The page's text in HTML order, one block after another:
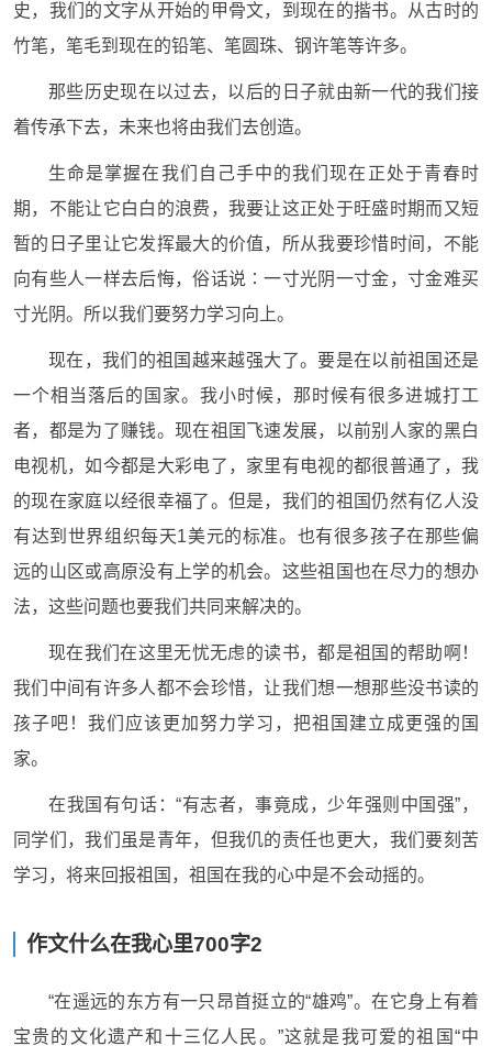
史，我们的文字从开始的甲骨文，到现在的揩书。从古时的
竹笔，笔毛到现在的铅笔、笔圆珠、钢许笔等许多。
那些历史现在以过去，以后的日子就由新一代的我们接
着传承下去，未来也将由我们去创造。
生命是掌握在我们自己手中的我们现在正处于青春时
期，不能让它白白的浪费，我要让这正处于旺盛时期而又短
暂的日子里让它发挥最大的价值，所从我要珍惜时间，不能
向有些人一样去后悔，俗话说∶一寸光阴一寸金，寸金难买
寸光阴。所以我们要努力学习向上。
现在，我们的祖国越来越强大了。要是在以前祖国还是
一个相当落后的国家。我小时候，那时候有很多进城打工
者，都是为了赚钱。现在祖囯飞速发展，以前别人家的黑白
电视机，如今都是大彩电了，家里有电视的都很普通了，我
的现在家庭以经很幸福了。但是，我们的祖国仍然有亿人没
有达到世界组织每天1美元的标准。也有很多孩子在那些偏
远的山区或高原没有上学的机会。这些祖国也在尽力的想办
法，这些问题也要我们共同来解决的。
现在我们在这里无忧无虑的读书，都是祖国的帮助啊！
我们中间有许多人都不会珍惜，让我们想一想那些没书读的
孩子吧！我们应该更加努力学习，把祖国建立成更强的国
家。
在我国有句话：“有志者，事竟成，少年强则中国强”，
同学们，我们虽是青年，但我仉的责任也更大，我们要刻苦
学习，将来回报祖国，祖国在我的心中是不会动摇的。
作文什么在我心里700字2
“在遥远的东方有一只昂首挺立的“雄鸡”。在它身上有着
宝贵的文化遗产和十三亿人民。”这就是我可爱的祖国“中